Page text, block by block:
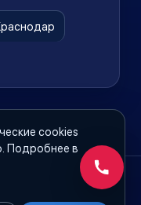
cookies
Подробнее в